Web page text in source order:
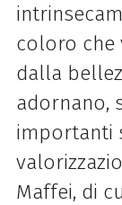
coloro che
dalla
adornano,
importanti
Maffei, di